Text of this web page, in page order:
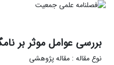
بررسی عوامل موثر بر
نوع مقاله : مقاله پژوهشی